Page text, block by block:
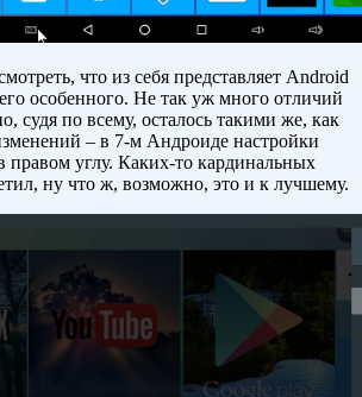
что из себя представляет Android
особенного. Не так уж много отличий
судя по всему, осталось такими же, как
– в 7-м Андроиде настройки
правом углу. Каких-то кардинальных
ну что ж, возможно, это и к лучшему.